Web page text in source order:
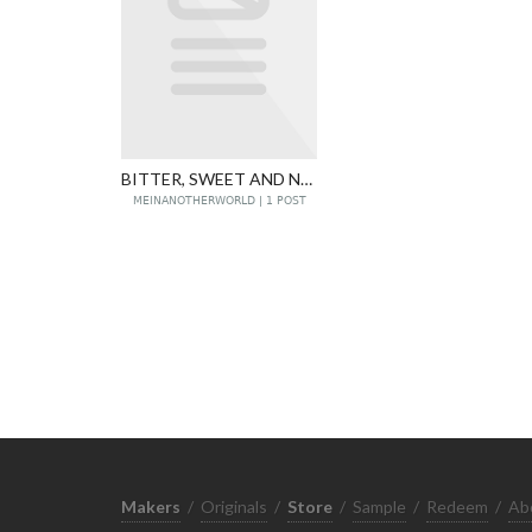
BITTER, SWEET AND NEVER FORGET
MEINANOTHERWORLD | 1 POST
Makers / Originals / Store / Sample / Redeem /